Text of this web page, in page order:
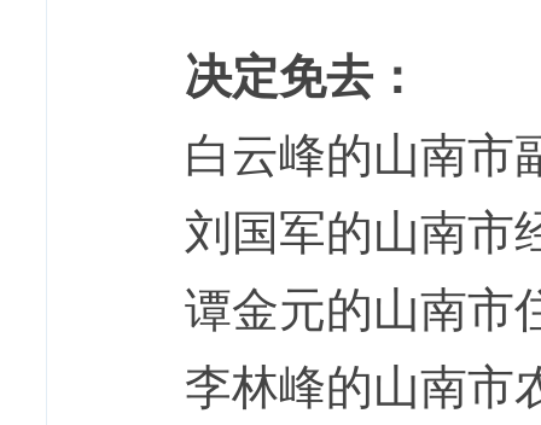
决定免去：
白云峰的山南市
刘国军的山南市
谭金元的山南市
李林峰的山南市